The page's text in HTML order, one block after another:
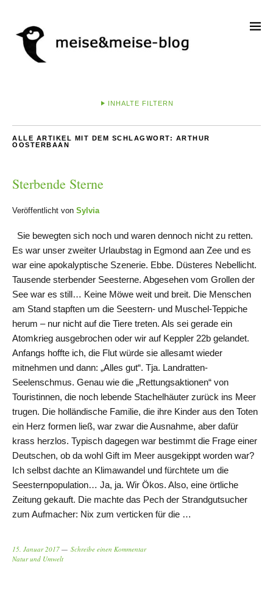
INHALTE FILTERN
ALLE ARTIKEL MIT DEM SCHLAGWORT: ARTHUR
OOSTERBAAN
Sterbende Sterne
Veröffentlicht von Sylvia
Sie bewegten sich noch und waren dennoch nicht zu retten.
Es war unser zweiter Urlaubstag in Egmond aan Zee und es
war eine apokalyptische Szenerie. Ebbe. Düsteres Nebellicht.
Tausende sterbender Seesterne. Abgesehen vom Grollen der
See war es still… Keine Möwe weit und breit. Die Menschen
am Stand stapften um die Seestern- und Muschel-Teppiche
herum – nur nicht auf die Tiere treten. Als sei gerade ein
Atomkrieg ausgebrochen oder wir auf Keppler 22b gelandet.
Anfangs hoffte ich, die Flut würde sie allesamt wieder
mitnehmen und dann: „Alles gut“. Tja. Landratten-
Seelenschmus. Genau wie die „Rettungsaktionen“ von
Touristinnen, die noch lebende Stachelhäuter zurück ins Meer
trugen. Die holländische Familie, die ihre Kinder aus den Toten
ein Herz formen ließ, war zwar die Ausnahme, aber dafür
krass herzlos. Typisch dagegen war bestimmt die Frage einer
Deutschen, ob da wohl Gift im Meer ausgekippt worden war?
Ich selbst dachte an Klimawandel und fürchtete um die
Seesternpopulation… Ja, ja. Wir Ökos. Also, eine örtliche
Zeitung gekauft. Die machte das Pech der Strandgutsucher
zum Aufmacher: Nix zum verticken für die …
15. Januar 2017
Schreibe einen Kommentar
Natur und Umwelt